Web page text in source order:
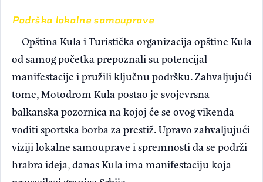
Podrška lokalne samouprave
Opština Kula i Turistička organizacija opštine Kula
od samog početka prepoznali su potencijal
manifestacije i pružili ključnu podršku. Zahvaljujući
tome, Motodrom Kula postao je svojevrsna
balkanska pozornica na kojoj će se ovog vikenda
voditi sportska borba za prestiž. Upravo zahvaljujući
viziji lokalne samouprave i spremnosti da se podrži
hrabra ideja, danas Kula ima manifestaciju koja